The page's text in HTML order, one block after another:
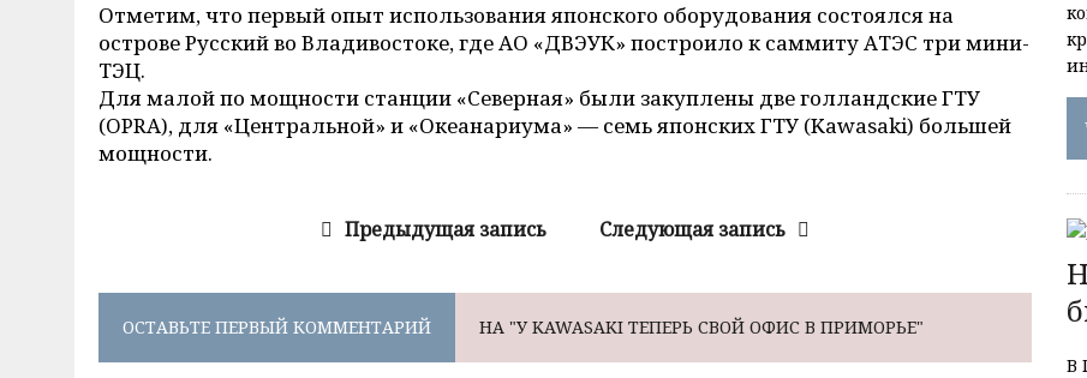
Отметим, что первый опыт использования японского оборудования состоялся на
острове Русский во Владивостоке, где АО «ДВЭУК» построило к саммиту АТЭС три мини-
ТЭЦ.
Для малой по мощности станции «Северная» были закуплены две голландские ГТУ
(OPRA), для «Центральной» и «Океанариума» — семь японских ГТУ (Kawasaki) большей
мощности.
Предыдущая запись Следующая запись
ОСТАВЬТЕ ПЕРВЫЙ КОММЕНТАРИЙ НА "У KAWASAKI ТЕПЕРЬ СВОЙ ОФИС В ПРИМОРЬЕ"
В